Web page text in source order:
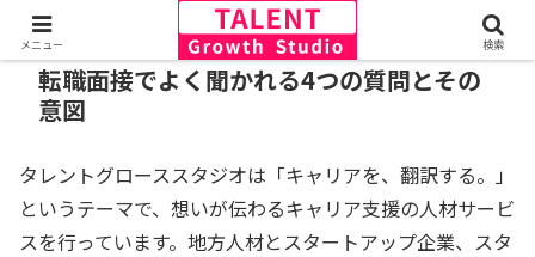
転職面接でよく聞かれる4つの質問とその
意図
タレントグローススタジオは「キャリアを、翻訳する。」
というテーマで、想いが伝わるキャリア支援の人材サービ
スを行っています。地方人材とスタートアップ企業、スタ
メニュー 検索